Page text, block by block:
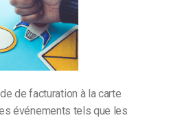
de facturation à la carte
événements tels que les